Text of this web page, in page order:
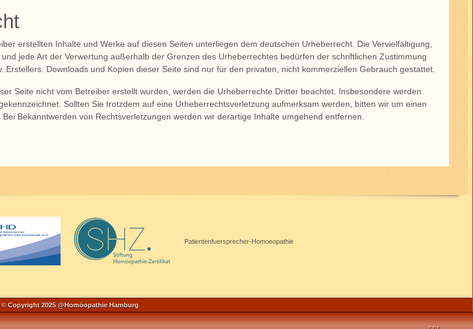
Patientenfuersprecher-Homoeopathie
© Copyright 2025 @Homöopathie Hamburg
erstellten Inhalte und Werke auf diesen Seiten unterliegen dem deutschen Urheberrecht. Die Vervielfältigung,
jede Art der Verwertung außerhalb der Grenzen des Urheberrechtes bedürfen der schriftlichen Zustimmung
Erstellers. Downloads und Kopien dieser Seite sind nur für den privaten, nicht kommerziellen Gebrauch gestattet.
Seite nicht vom Betreiber erstellt wurden, werden die Urheberrechte Dritter beachtet. Insbesondere werden
Sollten Sie trotzdem auf eine Urheberrechtsverletzung aufmerksam werden, bitten wir um einen
Bekanntwerden von Rechtsverletzungen werden wir derartige Inhalte umgehend entfernen.